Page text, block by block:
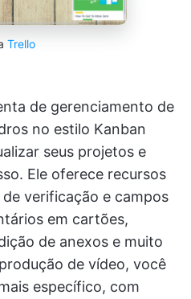
Trello
de gerenciamento de
no estilo Kanban
seus projetos e
Ele oferece recursos
verificação e campos
em cartões,
de anexos e muito
de vídeo, você
específico, com